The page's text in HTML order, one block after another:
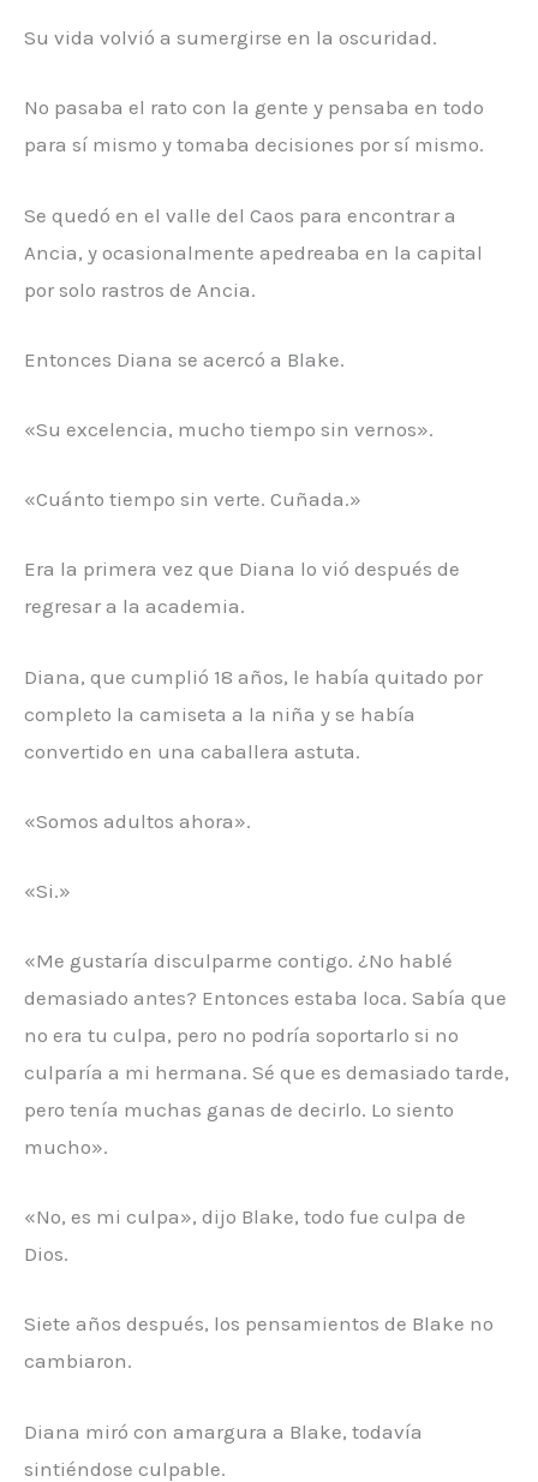
Su vida volvió a sumergirse en la oscuridad.
No pasaba el rato con la gente y pensaba en todo
para sí mismo y tomaba decisiones por sí mismo.
Se quedó en el valle del Caos para encontrar a
Ancia, y ocasionalmente apedreaba en la capital
por solo rastros de Ancia.
Entonces Diana se acercó a Blake.
«Su excelencia, mucho tiempo sin vernos».
«Cuánto tiempo sin verte. Cuñada.»
Era la primera vez que Diana lo vió después de
regresar a la academia.
Diana, que cumplió 18 años, le había quitado por
completo la camiseta a la niña y se había
convertido en una caballera astuta.
«Somos adultos ahora».
«Si.»
«Me gustaría disculparme contigo. ¿No hablé
demasiado antes? Entonces estaba loca. Sabía que
no era tu culpa, pero no podría soportarlo si no
culparía a mi hermana. Sé que es demasiado tarde,
pero tenía muchas ganas de decirlo. Lo siento
mucho».
«No, es mi culpa», dijo Blake, todo fue culpa de
Dios.
Siete años después, los pensamientos de Blake no
cambiaron.
Diana miró con amargura a Blake, todavía
sintiéndose culpable.